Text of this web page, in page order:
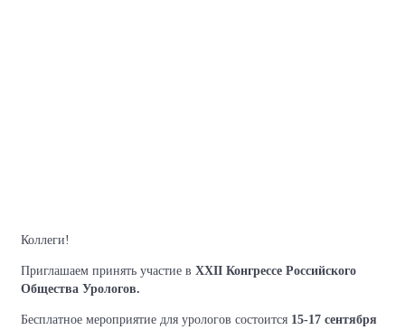
Коллеги!
Приглашаем принять участие в XXII Конгрессе Российского
Общества Урологов.
Бесплатное мероприятие для урологов состоится 15-17 сентября